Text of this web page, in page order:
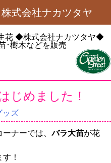
株式会社ナカツタヤ
花◆株式会社ナカツタヤ◆
･樹木などを販売
じめました！
ッズ
ーナーでは、バラ大苗が花
！